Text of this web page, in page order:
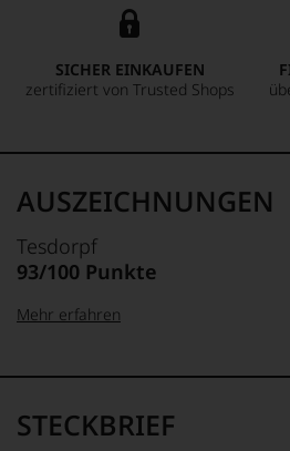
SICHER EINKAUFEN
zertifiziert von Trusted Shops
AUSZEICHNUNGEN
Tesdorpf
93/100 Punkte
95–98 Punkte:
Name
Tesdorpf
Mehr erfahren
STECKBRIEF